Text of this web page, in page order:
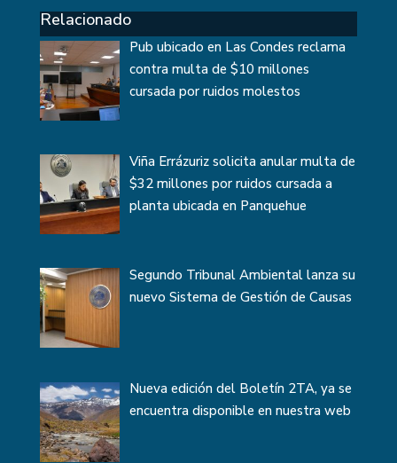
Relacionado
Pub ubicado en Las Condes reclama
contra multa de $10 millones
cursada por ruidos molestos
Viña Errázuriz solicita anular multa de
$32 millones por ruidos cursada a
planta ubicada en Panquehue
Segundo Tribunal Ambiental lanza su
nuevo Sistema de Gestión de Causas
Nueva edición del Boletín 2TA, ya se
encuentra disponible en nuestra web